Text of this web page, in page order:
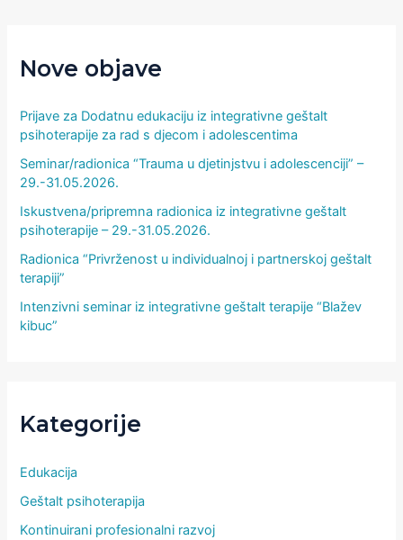
Nove objave
Prijave za Dodatnu edukaciju iz integrativne geštalt
psihoterapije za rad s djecom i adolescentima
Seminar/radionica “Trauma u djetinjstvu i adolescenciji” –
29.-31.05.2026.
Iskustvena/pripremna radionica iz integrativne geštalt
psihoterapije – 29.-31.05.2026.
Radionica “Privrženost u individualnoj i partnerskoj geštalt
terapiji”
Intenzivni seminar iz integrativne geštalt terapije “Blažev
kibuc”
Kategorije
Edukacija
Geštalt psihoterapija
Kontinuirani profesionalni razvoj